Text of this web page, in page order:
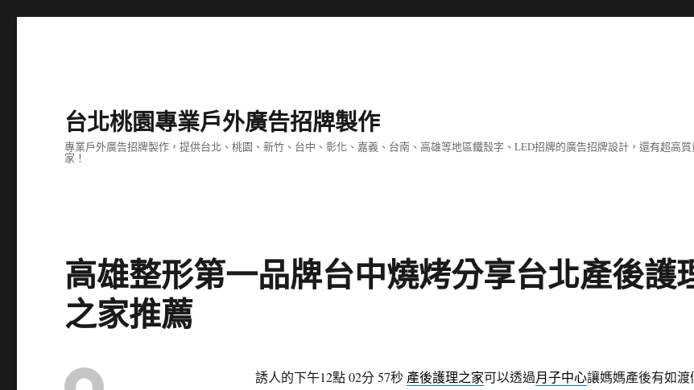
台北桃園專業戶外廣告招牌製作
專業戶外廣告招牌製作，提供台北、桃園、新竹、台中、彰化、嘉義、台南、高雄等地區鐵殼字、LED招牌的廣告招牌設計，還有超高
家！
高雄整形第一品牌台中燒烤分享台北產後護
之家推薦
誘人的下午12點 02分 57秒 產後護理之家可以透過月子中心讓媽媽產後有如渡